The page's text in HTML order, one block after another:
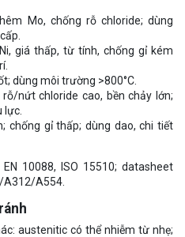
Mo, chống rỗ chloride; dùng
giá thấp, từ tính, chống gỉ kém
dùng môi trường >800°C.
nứt chloride cao, bền chảy lớn;
lực.
chống gỉ thấp; dùng dao, chi tiết
10088, ISO 15510; datasheet
A554.
austenitic có thể nhiễm từ nhẹ;